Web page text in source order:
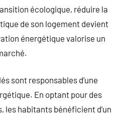
écologique, réduire la
de son logement devient
énergétique valorise un
sont responsables d’une
En optant pour des
les habitants bénéficient d’un